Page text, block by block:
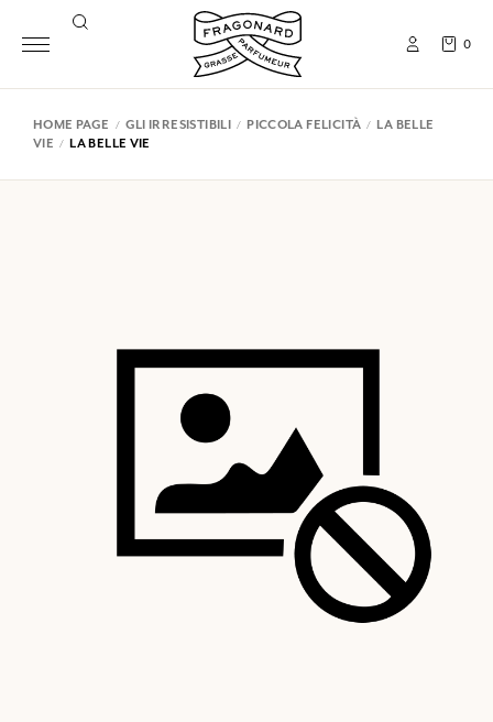
0
HOME PAGE GLI IRRESISTIBILI PICCOLA FELICITÀ
LA BELLE
VIE
LA BELLE VIE